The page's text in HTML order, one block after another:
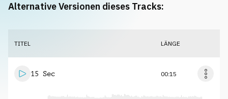
Alternative Versionen dieses Tracks:
TITEL LÄNGE
15 Sec 00:15